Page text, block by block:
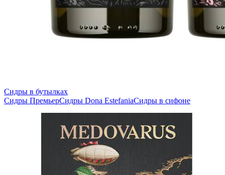
Сидры в бутылках
Сидры ПремьерСидры Dona EstefaniaСидры в сифоне